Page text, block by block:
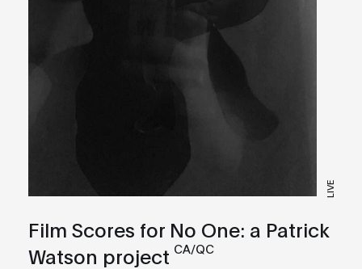
LIVE
Film Scores for No One: a Patrick
Watson project CA/QC